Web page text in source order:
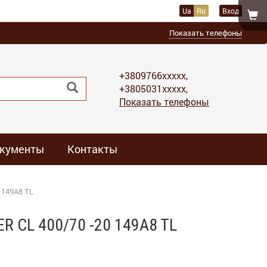
Ua Ru Вход
Показать телефоны
+3809766xxxxx,
+3805031xxxxx,
Показать телефоны
Контакты
TL
CL 400/70 -20 149A8 TL